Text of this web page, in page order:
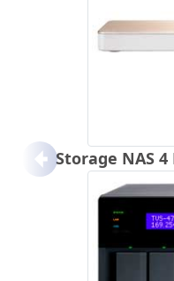
Storage NAS 4
Anterior